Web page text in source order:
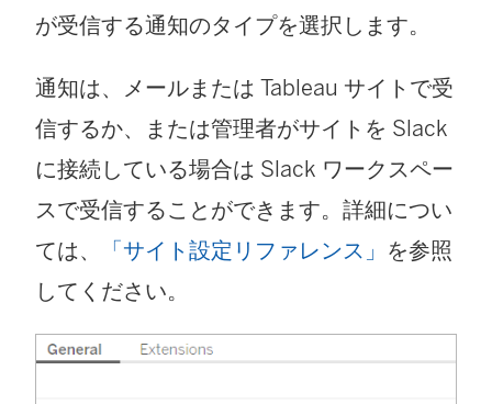
が受信する通知のタイプを選択します。
通知は、メールまたは Tableau サイトで受
信するか、または管理者がサイトを Slack
に接続している場合は Slack ワークスペー
スで受信することができます。詳細につい
ては、
「サイト設定リファレンス」 を参照
してください。